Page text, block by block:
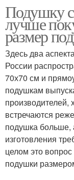
подушек
одеяла
Подушку
лучше
размер
Здесь два
России
70х70 см и
подушкам
производителей,
встречаются
подушка больше,
изготовления
целом это
подушки